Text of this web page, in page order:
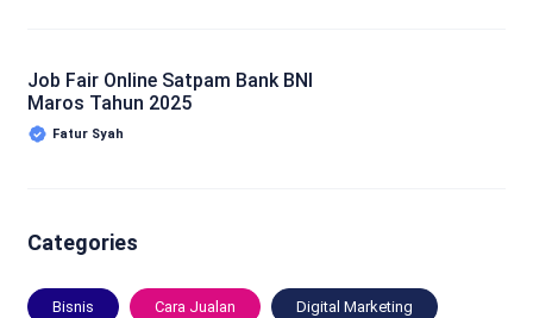
Job Fair Online Satpam Bank BNI
Maros Tahun 2025
Fatur Syah
Categories
Bisnis Cara Jualan Digital Marketing